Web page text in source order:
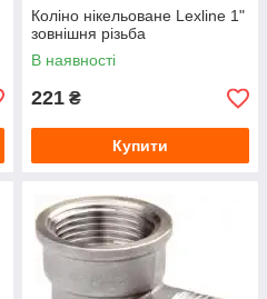
Коліно нікельоване Lexline 1"
зовнішня різьба
В наявності
221 ₴
Купити